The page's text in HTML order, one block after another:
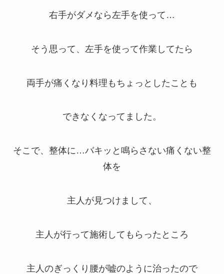
右手がダメなら左手を使って…
そう思って、左手を使って作業してたら
両手が痛くなり料理もちょっとしたことも
できなくなってました。
そこで、整体に…バキッと鳴らさない痛くない整
体を
主人が見つけまして、
主人が行って施術してもらったところ
主人のぎっくり腰が嘘のように治ったので